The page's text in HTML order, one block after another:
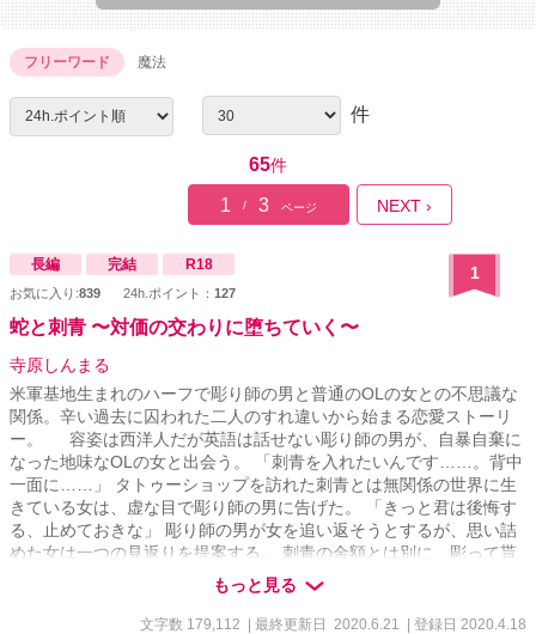
フリーワード 魔法
件
65件
1 / 3 ページ NEXT ›
長編 完結 R18
お気に入り:839 24h.ポイント： 127
1
蛇と刺青 〜対価の交わりに堕ちていく〜
寺原しんまる
米軍基地生まれのハーフで彫り師の男と普通のOLの女との不思議な
関係。辛い過去に囚われた二人のすれ違いから始まる恋愛ストーリ
ー。 容姿は西洋人だが英語は話せない彫り師の男が、自暴自棄に
なった地味なOLの女と出会う。 「刺青を入れたいんです……。背中
一面に……」 タトゥーショップを訪れた刺青とは無関係の世界に生
きている女は、虚な目で彫り師の男に告げた。 「きっと君は後悔す
る、止めておきな」 彫り師の男が女を追い返そうとするが、思い詰
めた女は一つの見返りを提案する。 刺青の金額とは別に、彫って貰
うことに対する対価を毎回支払うというものだった。 初めはジレジ
レ展開ですが、後ほど溺愛に発展します。体格差、ヒロインが年の
割には幼い容姿ですが脱いだら……。 性描写は激しいですのでご注
もっと見る
文字数 179,112 | 最終更新日 2020.6.21 | 登録日 2020.4.18